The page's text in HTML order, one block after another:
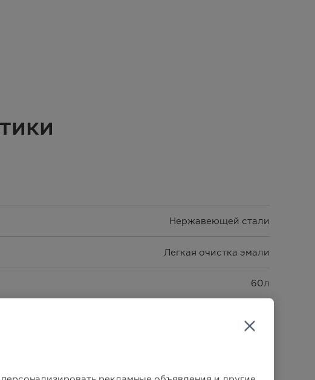
Hержавеющей стали
Легкая очистка эмали
60л